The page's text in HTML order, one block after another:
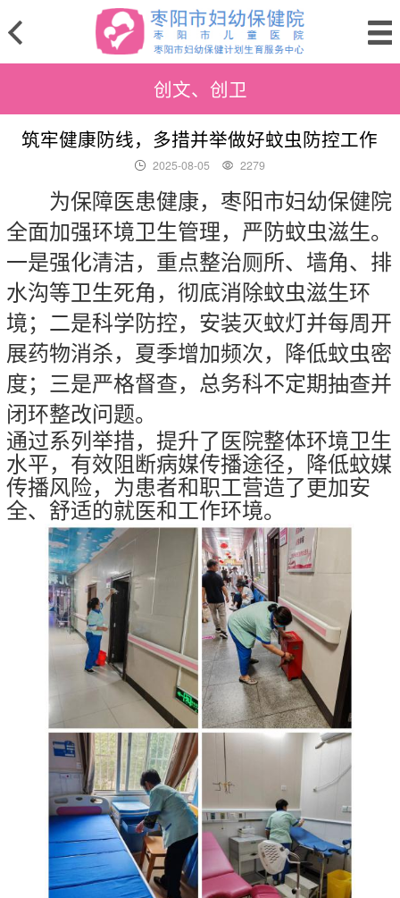
创文、创卫
筑牢健康防线，多措并举做好蚊虫防控工作
2025-08-05 2279
为保障医患健康， 枣阳市妇幼保健院
全面加强环境卫生管理，严防蚊虫滋生。
一是强化清洁，重点整治厕所、墙角、排
水沟等卫生死角 ， 彻底消除蚊虫滋生环
境；二是科学防控，安装灭蚊灯并每周开
展药物消杀，夏季增加频次， 降低蚊虫密
度；三是严格督查，总务科不定期抽查并
闭环整改问题。
通过系列举措，提升了医院整体环境卫生
水平，有效阻断病媒传播途径，
降低蚊媒
传播风险，为患者和职工营造了更加安
全、舒适的就医和工作环境。